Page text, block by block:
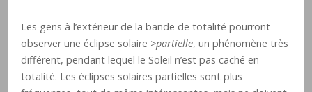
Les gens à l’extérieur de la bande de totalité pourront
observer une éclipse solaire >partielle, un phénomène très
différent, pendant lequel le Soleil n’est pas caché en
totalité. Les éclipses solaires partielles sont plus